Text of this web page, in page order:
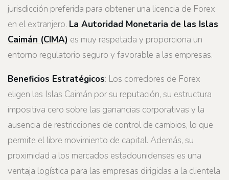
jurisdicción preferida para obtener una licencia de Forex
en el extranjero. La Autoridad Monetaria de las Islas
Caimán (CIMA) es muy respetada y proporciona un
entorno regulatorio seguro y favorable a las empresas.
Beneficios Estratégicos: Los corredores de Forex
eligen las Islas Caimán por su reputación, su estructura
impositiva cero sobre las ganancias corporativas y la
ausencia de restricciones de control de cambios, lo que
permite el libre movimiento de capital. Además, su
proximidad a los mercados estadounidenses es una
ventaja logística para las empresas dirigidas a la clientela